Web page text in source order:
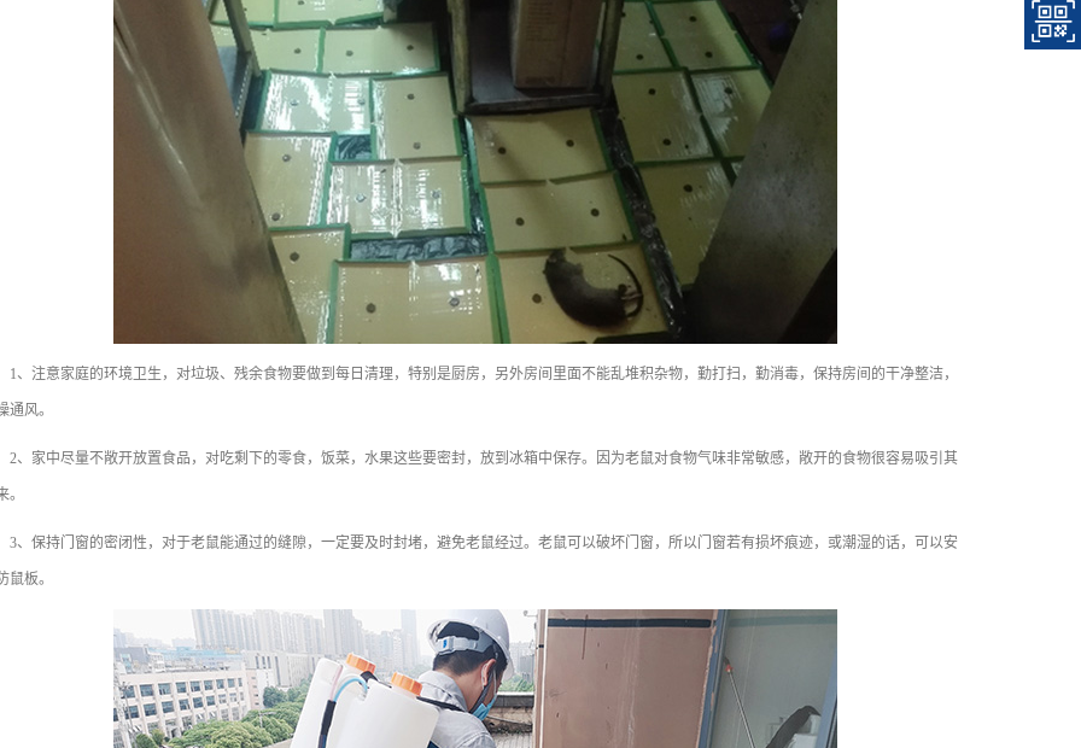
注意家庭的环境卫生，对垃圾、残余食物要做到每日清理，特别是厨房，另外房间里面不能乱堆积杂物，勤打扫，勤消毒，保持房间的干净整洁，
通风。
家中尽量不敞开放置食品，对吃剩下的零食，饭菜，水果这些要密封，放到冰箱中保存。因为老鼠对食物气味非常敏感，敞开的食物很容易吸引其
。
保持门窗的密闭性，对于老鼠能通过的缝隙，一定要及时封堵，避免老鼠经过。老鼠可以破坏门窗，所以门窗若有损坏痕迹，或潮湿的话，可以安
鼠板。